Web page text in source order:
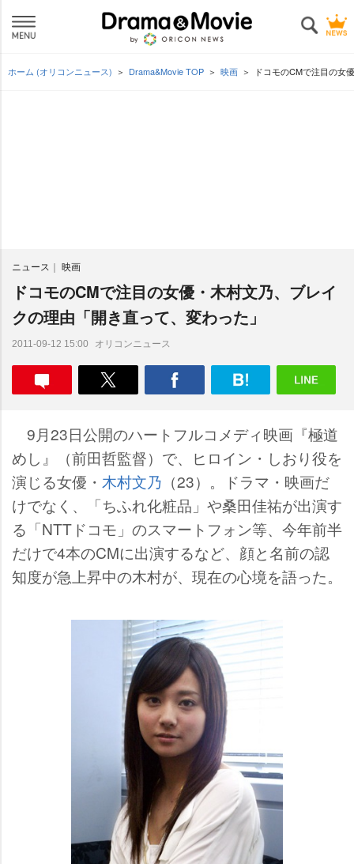
ホーム (オリコンニュース) Drama&Movie TOP 映画 ドコモのCMで注目の女
ニュース 映画
ドコモのCMで注目の女優・木村文乃、ブレイ
クの理由「開き直って、変わった」
2011-09-12 15:00 オリコンニュース
9月23日公開のハートフルコメディ映画『極道
めし』（前田哲監督）で、ヒロイン・しおり役を
演じる女優・ 木村文乃 （23）。ドラマ・映画だ
けでなく、「ちふれ化粧品」や桑田佳祐が出演す
る「NTTドコモ」のスマートフォン等、今年前半
だけで4本のCMに出演するなど、顔と名前の認
知度が急上昇中の木村が、現在の心境を語った。